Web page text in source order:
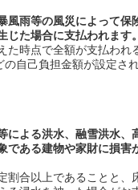
風雨等の風災によって保
じた場合に支払われます。
た時点で全額が支払われ
の自己負担金額が設定さ
による洪水、融雪洪水、
である建物や家財に損害
割合以上であることと、